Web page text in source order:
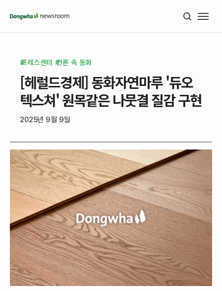
프레스센터 언론 속 동화
[헤럴드경제] 동화자연마루 '듀오
텍스쳐' 원목같은 나뭇결 질감 구현
2025년 9월 9일